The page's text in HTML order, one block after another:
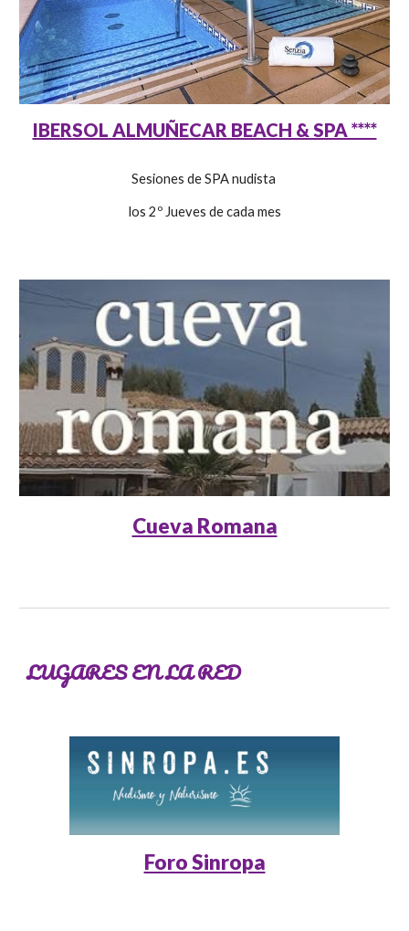
IBERSOL ALMUÑECAR BEACH & SPA ****
Sesiones de SPA nudista
los 2º Jueves de cada mes
Cueva Romana
LUGARESEN LA RED
Foro Sinropa